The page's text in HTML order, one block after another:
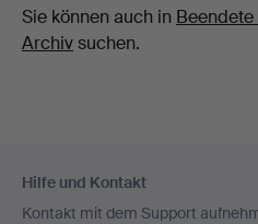
Sie können auch in
Archivsuchen.
Navigation
Hilfe und Kontakt
Kontakt mit dem Support